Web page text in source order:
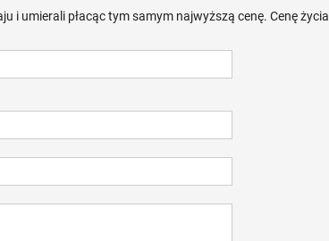
i umierali płacąc tym samym najwyższą cenę. Cenę życia